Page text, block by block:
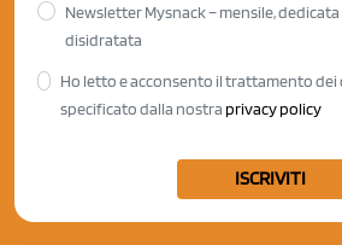
Newsletter Mysnack – mensile,
disidratata
Ho letto e acconsento il trattamento dei
specificato dalla nostra privacy policy
ISCRIVITI